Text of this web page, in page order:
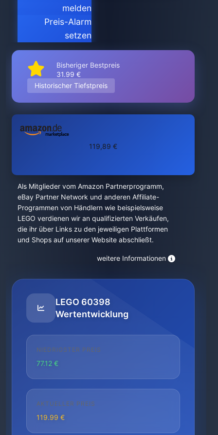
melden
Preis-Alarm
setzen
Bisheriger Bestpreis
31.99 €
Historischer Tiefstpreis
119,89 €
Als Mitglieder vom Amazon Partnerprogramm,
eBay Partner Network und anderen Affiliate-
Programmen von Händlern wie beispielsweise
LEGO verdienen wir an qualifizierten Verkäufen,
die ihr über Links zu den jeweiligen Plattformen
und Shops auf unserer Website abschließt.
weitere Informationen
LEGO 60398
Wertentwicklung
NIEDRIGSTER PREIS
77.12 €
AKTUELLER PREIS
119.99 €